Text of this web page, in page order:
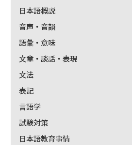
日本語概説
音声・音韻
語彙・意味
文章・談話・表現
文法
表記
言語学
試験対策
日本語教育事情